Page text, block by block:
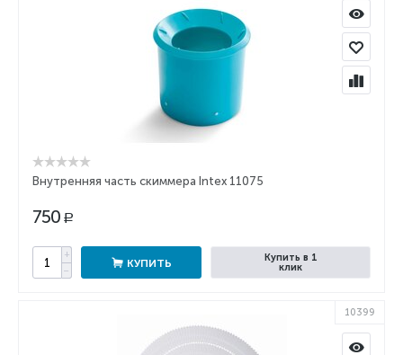
Внутренняя часть скиммера Intex 11075
750 Р
+
−
КУПИТЬ
Купить в 1
клик
10399